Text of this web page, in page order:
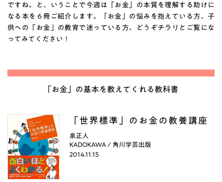
ですね。と、いうことで今週は「お金」の本質を理解する助けに
なる本を６冊ご紹介します。「お金」の悩みを抱えている方、子
供への「お金」の教育で迷っている方、どうぞチラリとご覧にな
ってみてください！
「お金」の基本を教えてくれる教科書
「世界標準」のお金の教養講座
泉正人
KADOKAWA / 角川学芸出版
2014.11.15